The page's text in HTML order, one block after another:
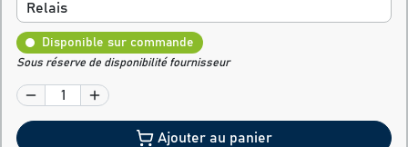
Relais
Disponible sur commande
Sous réserve de disponibilité fournisseur
Ajouter au panier